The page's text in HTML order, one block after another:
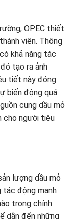
OPEC thiết
viên. Thông
khả năng tác
tạo ra ảnh
tiết này đóng
biến động quá
cung dầu mỏ
cho người tiêu
lượng dầu mỏ
tác động mạnh
trong chính
dẫn đến những